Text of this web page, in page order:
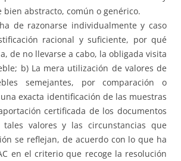
bien abstracto, común o genérico.
de razonarse individualmente y caso
racional y suficiente, por qué
de no llevarse a cabo, la obligada visita
b) La mera utilización de valores de
semejantes, por comparación o
exacta identificación de las muestras
certificada de los documentos
valores y las circunstancias que
se reflejan, de acuerdo con lo que ha
en el criterio que recoge la resolución